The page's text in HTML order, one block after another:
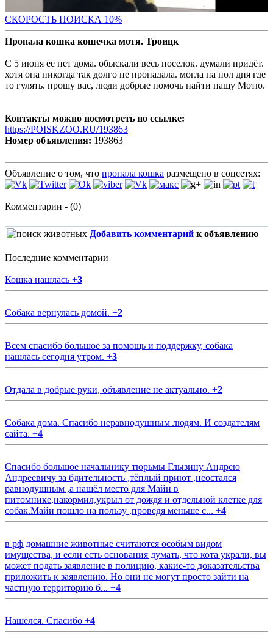
СКОРОСТЬ ПОИСКА 10%
Пропала кошка кошечка мотя. Троицк
С 5 июня ее нет дома. обыскали весь поселок. думали придёт.
хотя она никогда так долго не пропадала. могла на пол дня где
то гулять. прошу вас, люди добрые помочь найти нашу Мотю.
Контакты можно посмотреть по ссылке:
https://POISKZOO.RU/193863
Номер объявления: 193863
Объявление о том, что пропала кошка размещено в соцсетях:
Комментарии - (0)
Добавить комментарий к объявлению
Последние комментарии
Кошка нашлась +3
Собака вернулась домой. +2
Всем спасибо большое за помощь и поддержку, собака
нашлась сегодня утром. +3
Отдала в добрые руки, объявление не актуально. +2
Собака дома. Спасибо неравнодушным людям. И создателям
сайта. +4
Спасибо большое начальнику тюрьмы Глызину Андрею
Андреевичу за бдительность ,тёплый приют ,неостался
равнодушным ,а нашёл место для Майи в
питомнике,накормил,укрыл от дождя и отдельной клетке для
собак.Майи пошло на пользу ,проведя меньше с... +4
в рф домашние животные считаются особым видом
имущества, и если есть основания думать, что кота украли, вы
может подать заявление в полицию, какие-то доказательства
приложить к заявлению. Но они не могут просто зайти на
частную территорию б... +4
Нашелся. Спасибо +4